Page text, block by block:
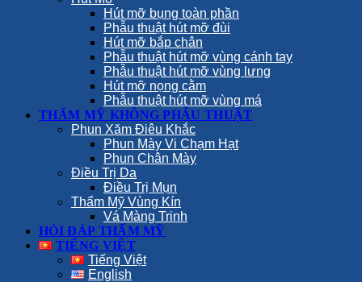
Hút mỡ bụng toàn phần
Phẫu thuật hút mỡ đùi
Hút mỡ bắp chân
Phẫu thuật hút mỡ vùng cánh tay
Phẫu thuật hút mỡ vùng lưng
Hút mỡ nọng cằm
Phẫu thuật hút mỡ vùng má
THẨM MỸ KHÔNG PHẪU THUẬT
Phun Xăm Điêu Khắc
Phun Mày Vi Chạm Hạt
Phun Chân Mày
Điều Trị Da
Điều Trị Mụn
Thẩm Mỹ Vùng Kín
Vá Màng Trinh
HỎI ĐÁP THẨM MỸ
TIẾNG VIỆT
Tiếng Việt
English